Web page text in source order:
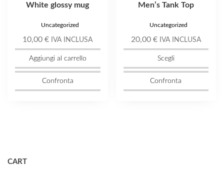
White glossy mug
Uncategorized
10,00€ IVA INCLUSA
Aggiungi al carrello
Confronta
Men’s Tank Top
Uncategorized
20,00 € IVA INCLUSA
Scegli
Confronta
CART